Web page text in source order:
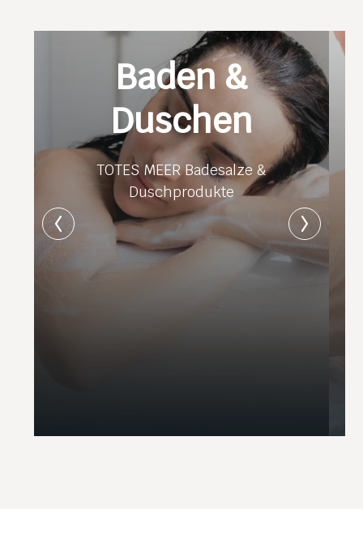
Baden &
Duschen
TOTES MEER Badesalze &
Duschprodukte